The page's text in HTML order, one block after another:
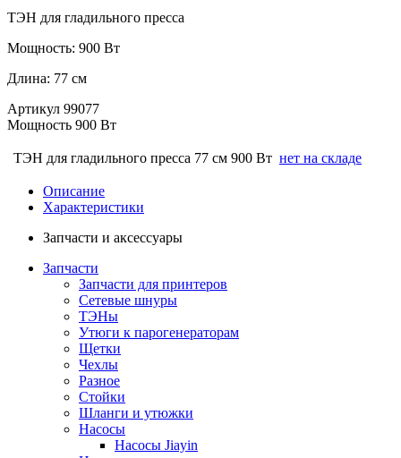
ТЭН для гладильного пресса
Мощность: 900 Вт
Длина: 77 см
Артикул 99077
Мощность 900 Вт
ТЭН для гладильного пресса 77 см 900 Вт нет на складе
Описание
Характеристики
Запчасти и аксессуары
Запчасти
Запчасти для принтеров
Сетевые шнуры
ТЭНы
Утюги к парогенераторам
Щетки
Чехлы
Разное
Стойки
Шланги и утюжки
Насосы
Насосы Jiayin